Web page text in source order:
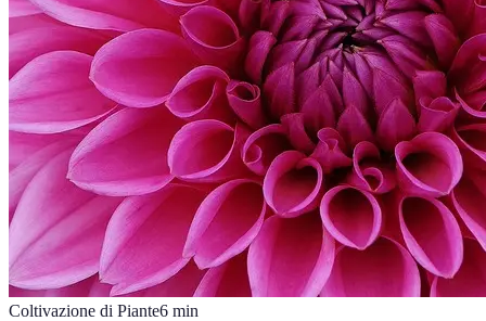
Coltivazione di Piante6 min